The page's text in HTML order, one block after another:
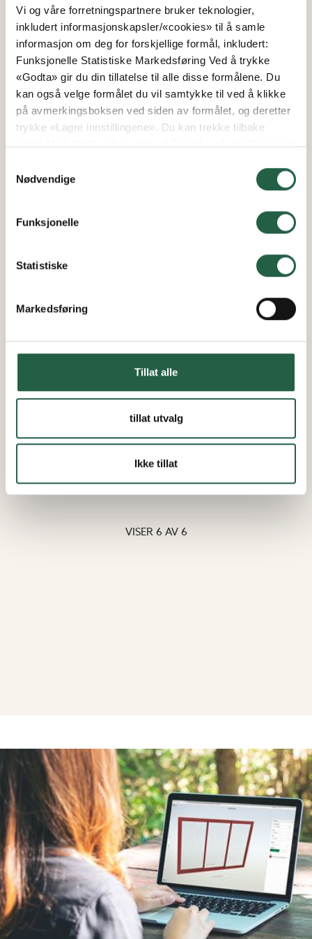
Vi og våre forretningspartnere bruker teknologier,
inkludert informasjonskapsler/«cookies» til å samle
informasjon om deg for forskjellige formål, inkludert:
Funksjonelle Statistiske Markedsføring Ved å trykke
«Godta» gir du din tillatelse til alle disse formålene. Du
kan også velge formålet du vil samtykke til ved å klikke
på avmerkingsboksen ved siden av formålet, og deretter
trykke «Lagre innstillingene». Du kan trekke tilbake
samtykket ditt til enhver tid ved å trykke på det lille ikonet
om hvordan vi bruker informasjonskapsler og annen
personopplysninger
Nødvendige
Funksjonelle
Statistiske
Markedsføring
Tillat alle
tillat utvalg
Ikke tillat
Fra
kr 67 434
kr 57 319
KJØP FLERE*
Vinterhage Pluss
Fra
kr 119 394
VISER 6 AV 6